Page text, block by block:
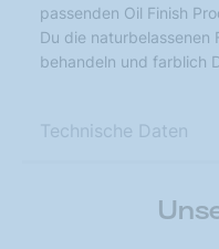
passenden Oil Finish
Du die naturbelassenen
behandeln und farblich
Technische Daten